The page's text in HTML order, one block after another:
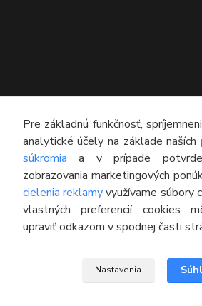
KONTAKT
Technický poradca
0948 609 608
(Po-Pia, 8:00-16:30)
info@pneumatikyaprotektory.sk
Pre základnú funkčnosť,
analytické účely na základe naších
súkromia a v prípade
zobrazovania marketingových
cielenia reklamyvyužívame súbory
vlastných preferencií cookies
upraviť odkazom v spodnej časti
Nastavenia